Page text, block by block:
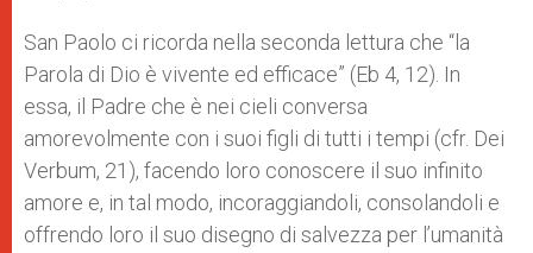
San Paolo ci ricorda nella seconda lettura che “la
Parola di Dio è vivente ed efficace” (Eb 4, 12). In
essa, il Padre che è nei cieli conversa
amorevolmente con i suoi figli di tutti i tempi (cfr. Dei
Verbum, 21), facendo loro conoscere il suo infinito
amore e, in tal modo, incoraggiandoli, consolandoli e
offrendo loro il suo disegno di salvezza per l’umanità